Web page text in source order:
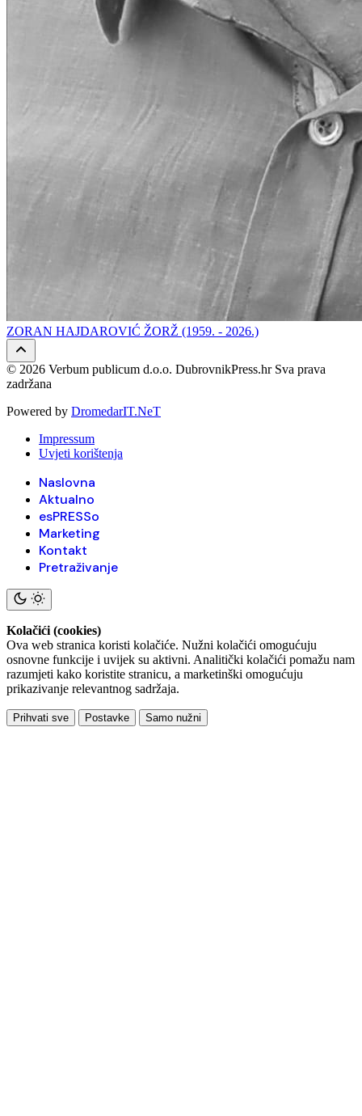
ZORAN HAJDAROVIĆ ŽORŽ (1959. - 2026.)
© 2026 Verbum publicum d.o.o. DubrovnikPress.hr Sva prava
zadržana
Powered by DromedarIT.NeT
Impressum
Uvjeti korištenja
Naslovna
Aktualno
esPRESSo
Marketing
Kontakt
Pretraživanje
Kolačići (cookies)
Ova web stranica koristi kolačiće. Nužni kolačići omogućuju
osnovne funkcije i uvijek su aktivni. Analitički kolačići pomažu nam
razumjeti kako koristite stranicu, a marketinški omogućuju
prikazivanje relevantnog sadržaja.
Prihvati sve Postavke Samo nužni